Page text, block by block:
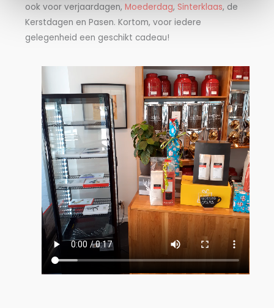
ook voor verjaardagen, Moederdag, Sinterklaas, de
Kerstdagen en Pasen. Kortom, voor iedere
gelegenheid een geschikt cadeau!